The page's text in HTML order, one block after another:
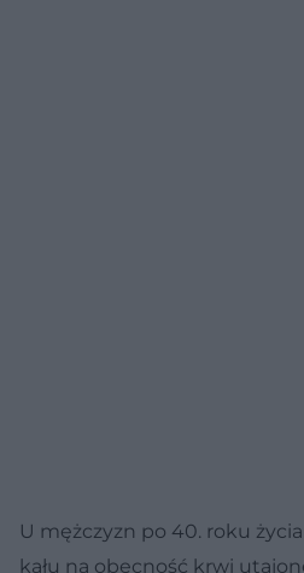
U mężczyzn po 40. roku
kału na obecność krwi